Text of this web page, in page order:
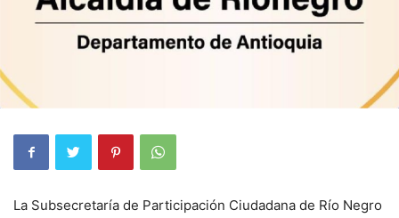
La Subsecretaría de Participación Ciudadana de Río Negro